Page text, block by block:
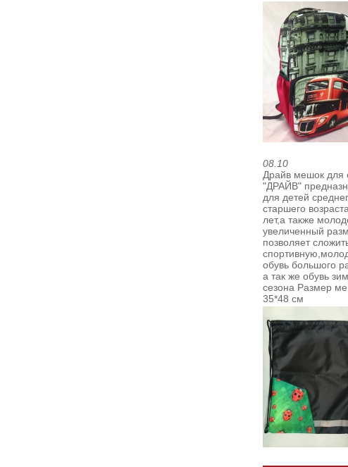
08.10
Драйв мешок для
"ДРАЙВ"
для детей
старшего
лет,а также
увеличенный
позволяет
обувь большого
а так же обувь
сезона Размер
35*48 см